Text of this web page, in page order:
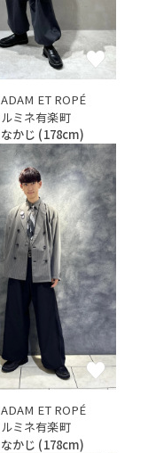
ADAM ET ROPÉ
ルミネ有楽町
なかじ (178cm)
ADAM ET ROPÉ
ルミネ有楽町
なかじ (178cm)